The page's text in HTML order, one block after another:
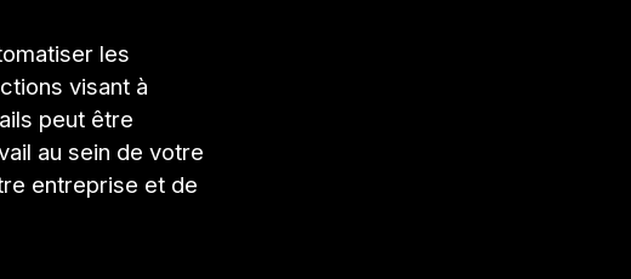
les
visant à
peut être
au sein de votre
entreprise et de